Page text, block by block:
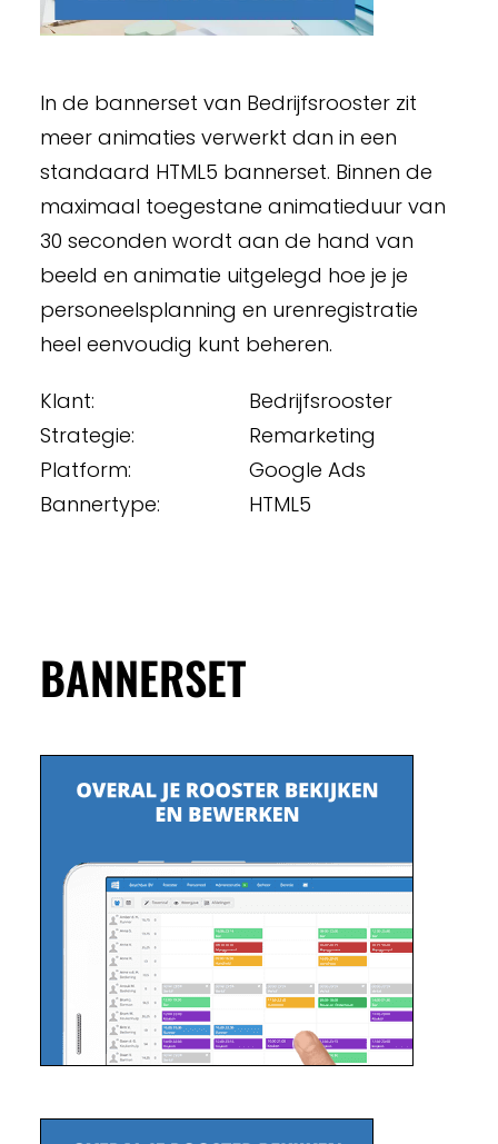
In de bannerset van Bedrijfsrooster zit
meer animaties verwerkt dan in een
standaard HTML5 bannerset. Binnen de
maximaal toegestane animatieduur van
30 seconden wordt aan de hand van
beeld en animatie uitgelegd hoe je je
personeelsplanning en urenregistratie
heel eenvoudig kunt beheren.
Klant:
Bedrijfsrooster
Strategie:
Remarketing
Platform:
Google Ads
Bannertype:
HTML5
BANNERSET